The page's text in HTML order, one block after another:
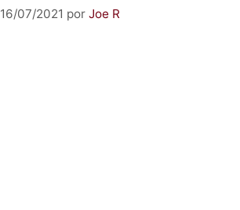
16/07/2021 por Joe R